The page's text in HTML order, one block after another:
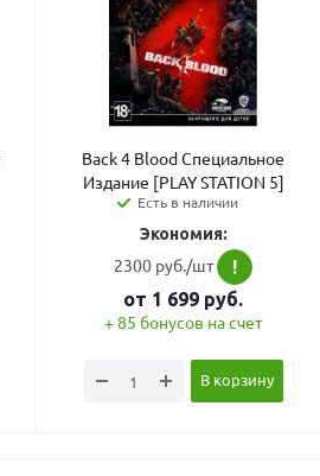
Back 4 Blood Специальное
Издание [PLAY STATION 5]
Есть в наличии
Экономия:
2300 руб./шт
!
от 1 699 руб.
+ 85 бонусов на счет
В корзину